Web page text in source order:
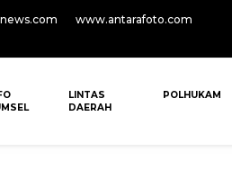
www.antarafoto.com
LINTAS
DAERAH
POLHUKAM